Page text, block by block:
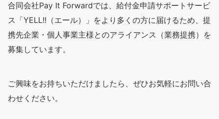
合同会社Pay It Forwardでは、給付金申請サポートサービ
ス「YELL!!（エール）」をより多くの方に届けるため、提
携先企業・個人事業主様とのアライアンス（業務提携）を
募集しています。
ご興味をお持ちいただけましたら、ぜひお気軽にお問い合
わせください。